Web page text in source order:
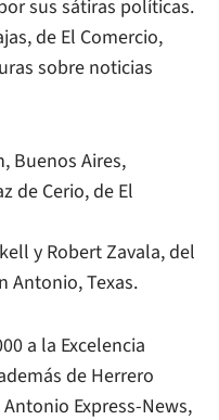
sus sátiras políticas.
de El Comercio,
sobre noticias
Buenos Aires,
de Cerio, de El
y Robert Zavala, del
Antonio, Texas.
a la Excelencia
de Herrero
Express-News,